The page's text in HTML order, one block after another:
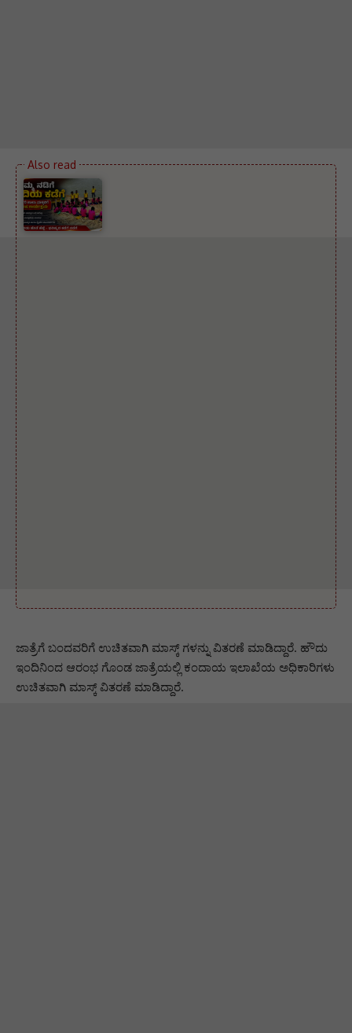
ಜಾತ್ರೆಗೆ ಬಂದವರಿಗೆ ಉಚಿತವಾಗಿ ಮಾಸ್ಕ್ ಗಳನ್ನು ವಿತರಣೆ ಮಾಡಿದ್ದಾರೆ. ಹೌದು
ಇಂದಿನಿಂದ ಆರಂಭ ಗೊಂಡ ಜಾತ್ರೆಯಲ್ಲಿ ಕಂದಾಯ ಇಲಾಖೆಯ ಅಧಿಕಾರಿಗಳು
ಉಚಿತವಾಗಿ ಮಾಸ್ಕ್ ವಿತರಣೆ ಮಾಡಿದ್ದಾರೆ.